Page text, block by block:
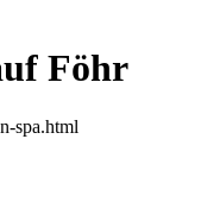
Föhr
spa.html